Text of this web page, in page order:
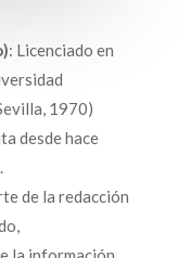
: Licenciado en
1970)
desde hace
de la redacción